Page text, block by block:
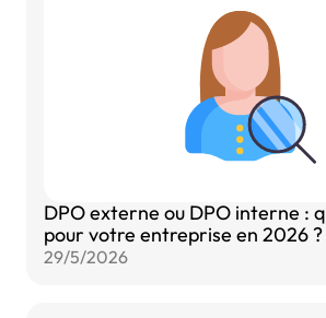
DPO externe ou DPO interne :
pour votre entreprise en 2026 ?
29/5/2026